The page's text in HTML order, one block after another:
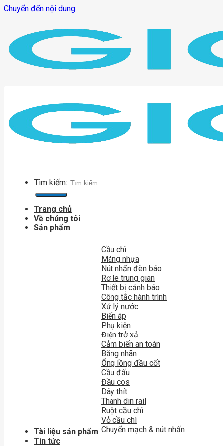
Chuyển đến nội dung
Tìm kiếm:
Trang chủ
Về chúng tôi
Sản phẩm
Cầu chì
Máng nhựa
Nút nhấn đèn báo
Rơ le trung gian
Thiết bị cảnh báo
Công tắc hành trình
Xử lý nước
Biến áp
Phụ kiện
Điện trở xả
Cảm biến an toàn
Băng nhãn
Ống lồng đầu cốt
Cầu đấu
Đầu cos
Dây thít
Thanh din rail
Ruột cầu chì
Vỏ cầu chì
Chuyển mạch & nút nhấn
Tài liệu sản phẩm
Tin tức